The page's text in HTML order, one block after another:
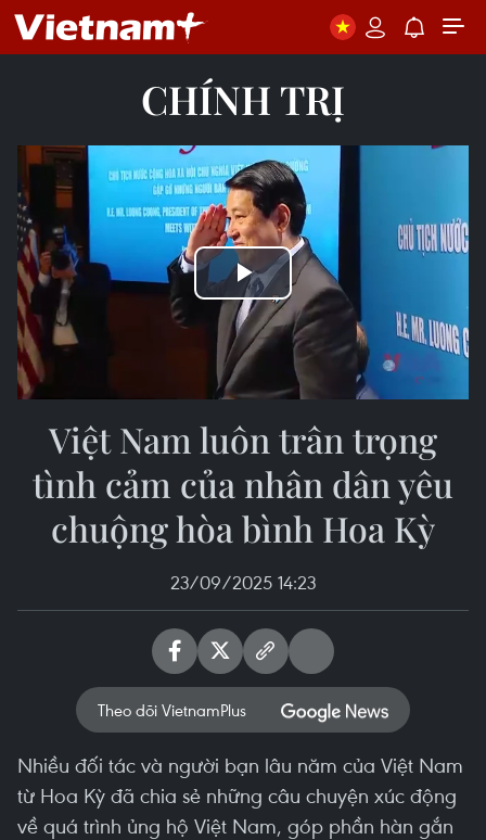
CHÍNH TRỊ
Play
Video
Việt Nam luôn trân trọng
tình cảm của nhân dân yêu
chuộng hòa bình Hoa Kỳ
23/09/2025 14:23
Theo dõi VietnamPlus
Nhiều đối tác và người bạn lâu năm của Việt Nam
từ Hoa Kỳ đã chia sẻ những câu chuyện xúc động
về quá trình ủng hộ Việt Nam, góp phần hàn gắn